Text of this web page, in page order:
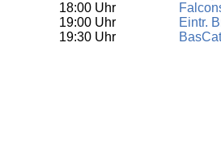
18:00 Uhr
19:00 Uhr
Eintr.
19:30 Uhr